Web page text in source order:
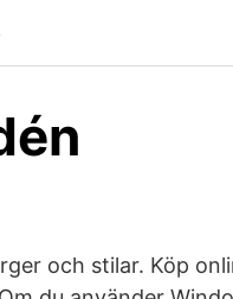
och stilar. Köp